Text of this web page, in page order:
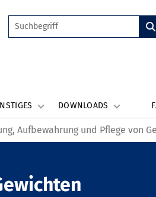
DOWNLOADS
Aufbewahrung und Pflege von